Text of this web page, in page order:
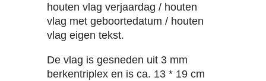
houten vlag verjaardag / houten
vlag met geboortedatum / houten
vlag eigen tekst.
De vlag is gesneden uit 3 mm
berkentriplex en is ca. 13 * 19 cm